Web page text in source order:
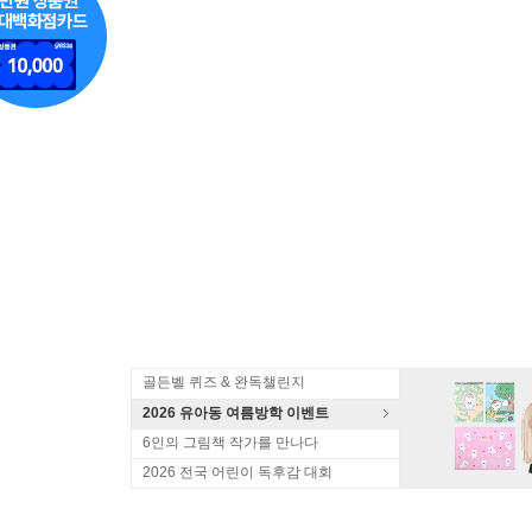
골든벨 퀴즈 & 완독챌린지
2026 유아동 여름방학 이벤트
6인의 그림책 작가를 만나다
2026 전국 어린이 독후감 대회